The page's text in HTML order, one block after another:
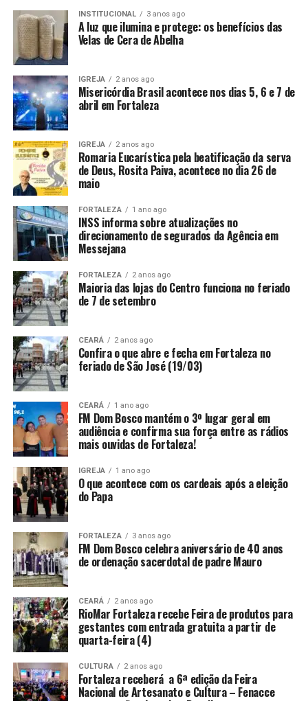
INSTITUCIONAL 3 anos ago
A luz que ilumina e protege: os benefícios das
Velas de Cera de Abelha
IGREJA 2 anos ago
Misericórdia Brasil acontece nos dias 5, 6 e 7 de
abril em Fortaleza
IGREJA 2 anos ago
Romaria Eucarística pela beatificação da serva
de Deus, Rosita Paiva, acontece no dia 26 de
maio
FORTALEZA 1 ano ago
INSS informa sobre atualizações no
direcionamento de segurados da Agência em
Messejana
FORTALEZA 2 anos ago
Maioria das lojas do Centro funciona no feriado
de 7 de setembro
CEARÁ 2 anos ago
Confira o que abre e fecha em Fortaleza no
feriado de São José (19/03)
CEARÁ 1 ano ago
FM Dom Bosco mantém o 3º lugar geral em
audiência e confirma sua força entre as rádios
mais ouvidas de Fortaleza!
IGREJA 1 ano ago
O que acontece com os cardeais após a eleição
do Papa
FORTALEZA 3 anos ago
FM Dom Bosco celebra aniversário de 40 anos
de ordenação sacerdotal de padre Mauro
CEARÁ 2 anos ago
RioMar Fortaleza recebe Feira de produtos para
gestantes com entrada gratuita a partir de
quarta-feira (4)
CULTURA 2 anos ago
Fortaleza receberá a 6ª edição da Feira
Nacional de Artesanato e Cultura – Fenacce